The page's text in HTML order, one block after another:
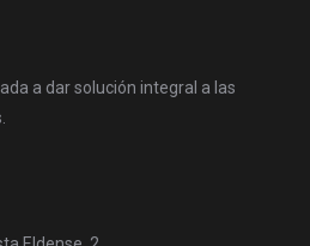
a dar solución integral a las